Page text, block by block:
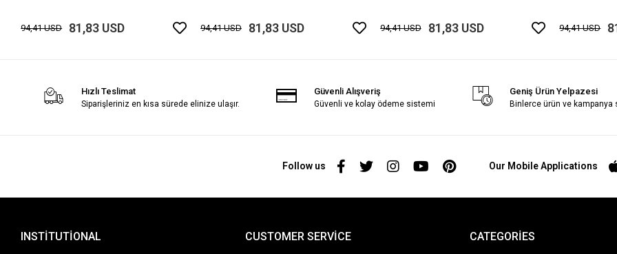
94,41 USD 81,83 USD 94,41 USD 81,83 USD 94,41 USD 81,83 USD 94,41 USD
Hızlı Teslimat
Siparişleriniz en kısa sürede elinize ulaşır.
Güvenli Alışveriş
Güvenli ve kolay ödeme sistemi
Geniş Ürün Yelpazesi
Binlerce ürün ve kampanya
Follow us Our Mobile Applications
INSTİTUTİONAL CUSTOMER SERVİCE CATEGORİES